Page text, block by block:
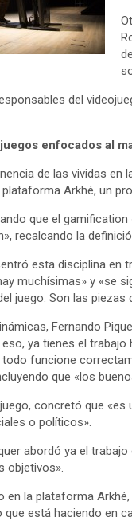
del
enfocados al
de las vividas en
Arkhé, un
que el
recalcando la
esta disciplina
muchísimas» y «se
juego. Son las piezas
Fernando
ya tienes el
funcione
que «los
concretó que
o políticos».
abordó ya el
objetivos».
en la plataforma
está haciendo en